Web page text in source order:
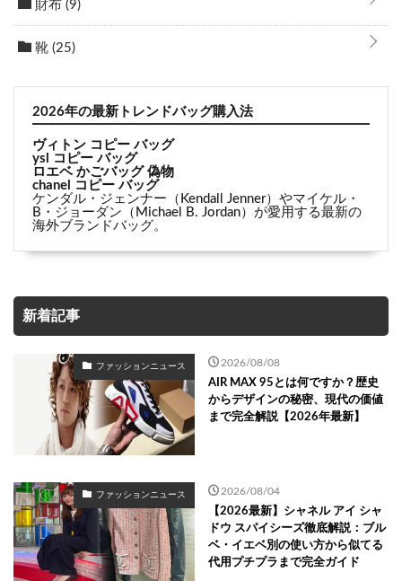
財布 (9)
靴 (25)
2026年の最新トレンドバッグ購入法
ヴィトン コピー バッグ
ysl コピー バッグ
ロエベ かごバッグ 偽物
chanel コピー バッグ
ケンダル・ジェンナー（Kendall Jenner）やマイケル・
B・ジョーダン（Michael B. Jordan）が愛用する最新の
海外ブランドバッグ。
新着記事
ファッションニュース 2026/08/08
AIR MAX 95とは何ですか？歴史
からデザインの秘密、現代の価値
まで完全解説【2026年最新】
ファッションニュース 2026/08/04
【2026最新】シャネル アイ シャ
ドウ スパイシーズ徹底解説：ブル
ベ・イエベ別の使い方から似てる
代用プチプラまで完全ガイド